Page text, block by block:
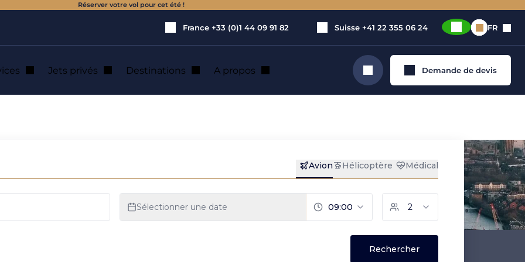
Réserver votre vol pour cet été !
France +33 (0)1 44 09 91 82 Suisse +41 22 355 06 24 FR
Jets privés Destinations A propos Rechercher Demande de devis